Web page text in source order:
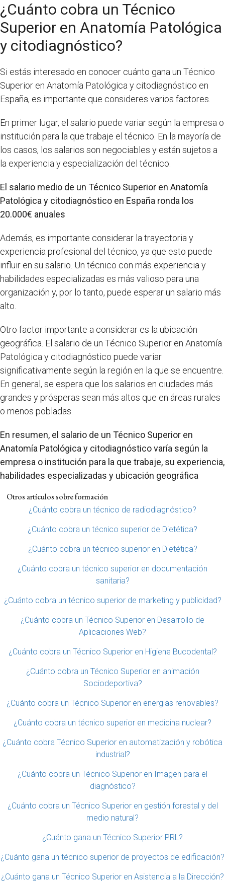
¿Cuánto cobra un Técnico
Superior en Anatomía Patológica
y citodiagnóstico?
Si estás interesado en conocer cuánto gana un Técnico
Superior en Anatomía Patológica y citodiagnóstico en
España, es importante que consideres varios factores.
En primer lugar, el salario puede variar según la empresa o
institución para la que trabaje el técnico. En la mayoría de
los casos, los salarios son negociables y están sujetos a
la experiencia y especialización del técnico.
El salario medio de un Técnico Superior en Anatomía
Patológica y citodiagnóstico en España ronda los
20.000€ anuales
Además, es importante considerar la trayectoria y
experiencia profesional del técnico, ya que esto puede
influir en su salario. Un técnico con más experiencia y
habilidades especializadas es más valioso para una
organización y, por lo tanto, puede esperar un salario más
alto.
Otro factor importante a considerar es la ubicación
geográfica. El salario de un Técnico Superior en Anatomía
Patológica y citodiagnóstico puede variar
significativamente según la región en la que se encuentre.
En general, se espera que los salarios en ciudades más
grandes y prósperas sean más altos que en áreas rurales
o menos pobladas.
En resumen, el salario de un Técnico Superior en
Anatomía Patológica y citodiagnóstico varía según la
empresa o institución para la que trabaje, su experiencia,
habilidades especializadas y ubicación geográfica
Otros artículos sobre formación
¿Cuánto cobra un técnico de radiodiagnóstico?
¿Cuánto cobra un técnico superior de Dietética?
¿Cuánto cobra un técnico superior en Dietética?
¿Cuánto cobra un técnico superior en documentación
sanitaria?
¿Cuánto cobra un técnico superior de marketing y publicidad?
¿Cuánto cobra un Técnico Superior en Desarrollo de
Aplicaciones Web?
¿Cuánto cobra un Técnico Superior en Higiene Bucodental?
¿Cuánto cobra un Técnico Superior en animación
Sociodeportiva?
¿Cuánto cobra un Técnico Superior en energias renovables?
¿Cuánto cobra un técnico superior en medicina nuclear?
¿Cuánto cobra Técnico Superior en automatización y robótica
industrial?
¿Cuánto cobra un Técnico Superior en Imagen para el
diagnóstico?
¿Cuánto cobra un Técnico Superior en gestión forestal y del
medio natural?
¿Cuánto gana un Técnico Superior PRL?
¿Cuánto gana un técnico superior de proyectos de edificación?
¿Cuánto gana un Técnico Superior en Asistencia a la Dirección?